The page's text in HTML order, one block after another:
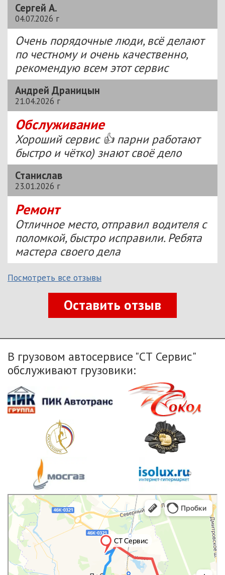
Сергей А.
04.07.2026 г
Очень порядочные люди, всё делают
по честному и очень качественно,
рекомендую всем этот сервис
Андрей Драницын
21.04.2026 г
Обслуживание
Хороший сервис 👍 парни работают
быстро и чётко) знают своё дело
Станислав
23.01.2026 г
Ремонт
Отличное место, отправил водителя с
поломкой, быстро исправили. Ребята
мастера своего дела
Посмотреть все отзывы
Оставить отзыв
В грузовом автосервисе "СТ Сервис"
обслуживают грузовики:
Яндекс.Карты
Яндекс.Карты — транспорт, навигация, поиск мест